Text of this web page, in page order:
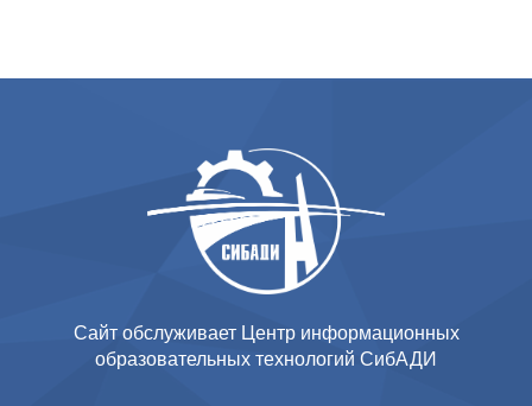
Сайт обслуживает Центр информационных
образовательных технологий СибАДИ